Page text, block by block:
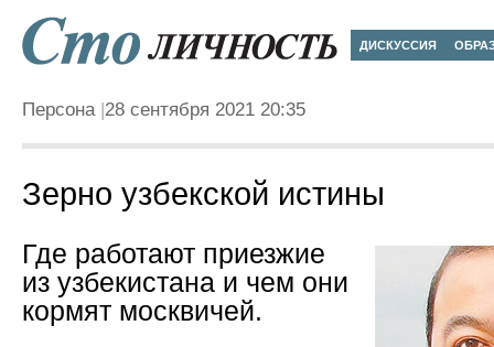
ДИСКУССИЯ
Персона 28 сентября 2021 20:35
Зерно узбекской истины
Где работают приезжие
из узбекистана и чем они
кормят москвичей.